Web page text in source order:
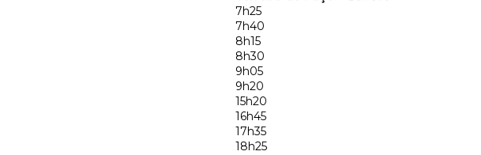
7h25
7h40
8h15
8h30
9h05
9h20
15h20
16h45
17h35
18h25